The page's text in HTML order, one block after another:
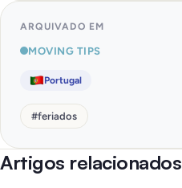
ARQUIVADO EM
MOVING TIPS
Portugal
#feriados
Artigos relacionados